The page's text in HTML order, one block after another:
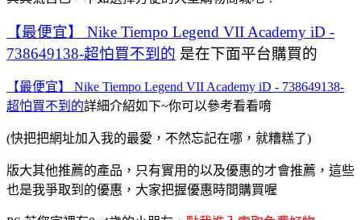
【最便宜】 Nike Tiempo Legend VII Academy iD -
738649138-超怕買不到的 是在下面平台購買的
【最便宜】 Nike Tiempo Legend VII Academy iD - 738649138-
超怕買不到的詳細介紹如下~你可以參考看看唷
(快把把網址加入我的最愛，不然忘記在哪，就糟糕了)
版大其他推薦的產品，只有實用的以及優惠的才會推薦，這些
也是我爭取到的優惠，大家把握優惠時間購買喔